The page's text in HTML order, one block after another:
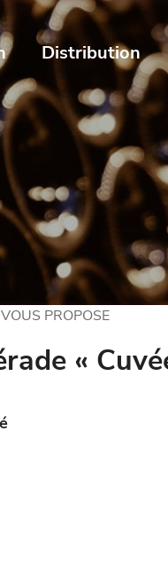
Distribution
PROPOSE
«